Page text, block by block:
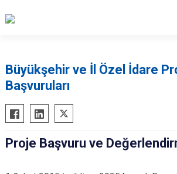
Büyükşehir ve İl Özel İdare
Başvuruları
Proje Başvuru ve